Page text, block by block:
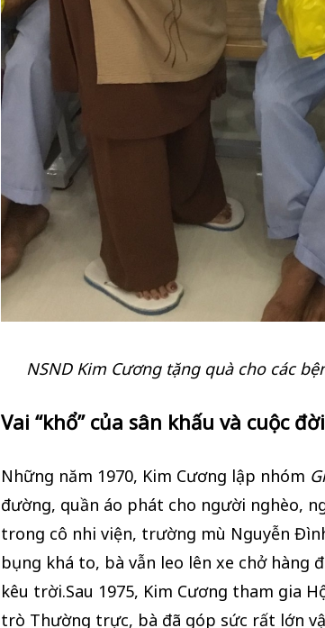
NSND Kim Cương tặng quà cho các
Vai “khổ” của sân khấu và cuộc đời
Những năm 1970, Kim Cương lập nhóm
đường, quần áo phát cho người nghèo,
trong cô nhi viện, trường mù Nguyễn
bụng khá to, bà vẫn leo lên xe chở hàng
kêu trời.Sau 1975, Kim Cương tham gia
trò Thường trực, bà đã góp sức rất lớn